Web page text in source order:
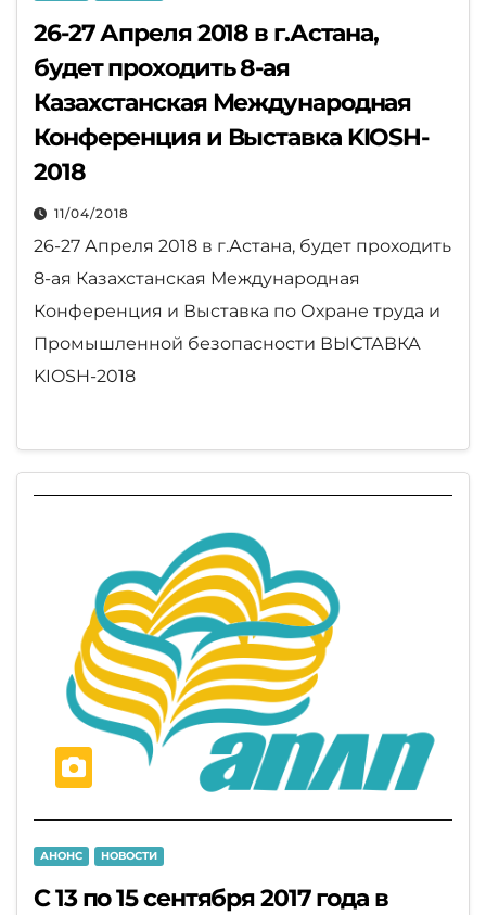
26-27 Апреля 2018 в г.Астана,
будет проходить 8-ая
Казахстанская Международная
Конференция и Выставка KIOSH-
2018
11/04/2018
26-27 Апреля 2018 в г.Астана, будет проходить
8-ая Казахстанская Международная
Конференция и Выставка по Охране труда и
Промышленной безопасности ВЫСТАВКА
KIOSH-2018
АНОНС НОВОСТИ
С 13 по 15 сентября 2017 года в